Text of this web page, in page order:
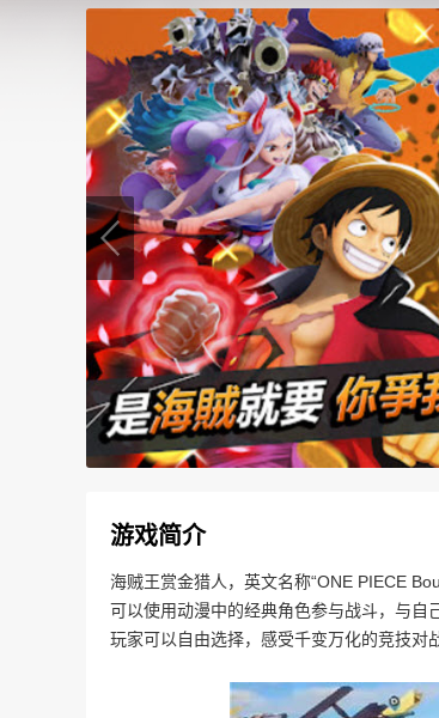
游戏简介
海贼王赏金猎人，英文名称“ONE PIECE
可以使用动漫中的经典角色参与战斗，与自
玩家可以自由选择，感受千变万化的竞技对